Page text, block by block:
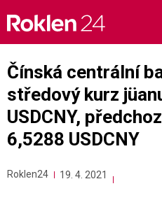
content
Čínská centrální
středový kurz
USDCNY,
6,5288 USDCNY
Roklen24 19. 4. 2021